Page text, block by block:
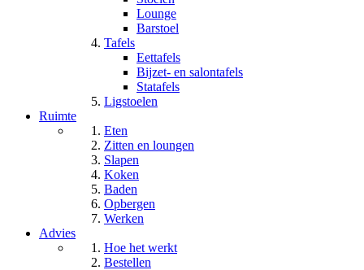
Lounge
Barstoel
Tafels
Eettafels
Bijzet- en salontafels
Statafels
Ligstoelen
Ruimte
Eten
Zitten en loungen
Slapen
Koken
Baden
Opbergen
Werken
Advies
Hoe het werkt
Bestellen